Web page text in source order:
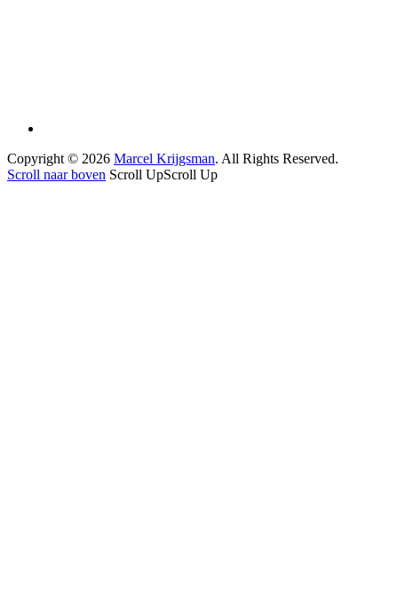
Copyright © 2026 Marcel Krijgsman. All Rights Reserved.
Scroll naar boven Scroll UpScroll Up